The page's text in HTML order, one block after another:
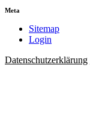
Meta
Sitemap
Login
Datenschutzerklärung